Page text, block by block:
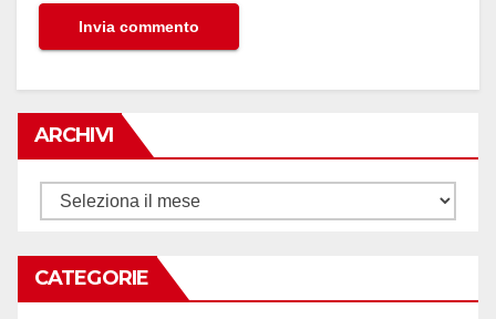
ARCHIVI
Archivi
CATEGORIE